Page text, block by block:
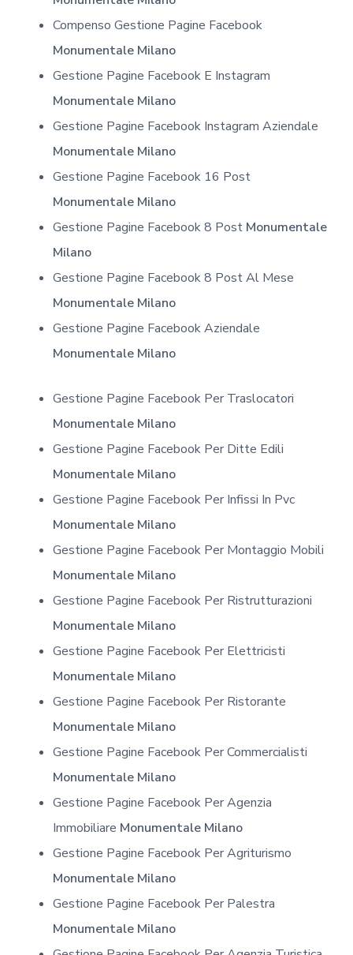
Compenso Gestione Pagine Facebook
Monumentale Milano
Gestione Pagine Facebook E Instagram
Monumentale Milano
Gestione Pagine Facebook Instagram Aziendale
Monumentale Milano
Gestione Pagine Facebook 16 Post
Monumentale Milano
Gestione Pagine Facebook 8 Post Monumentale
Milano
Gestione Pagine Facebook 8 Post Al Mese
Monumentale Milano
Gestione Pagine Facebook Aziendale
Monumentale Milano
Gestione Pagine Facebook Per Traslocatori
Monumentale Milano
Gestione Pagine Facebook Per Ditte Edili
Monumentale Milano
Gestione Pagine Facebook Per Infissi In Pvc
Monumentale Milano
Gestione Pagine Facebook Per Montaggio Mobili
Monumentale Milano
Gestione Pagine Facebook Per Ristrutturazioni
Monumentale Milano
Gestione Pagine Facebook Per Elettricisti
Monumentale Milano
Gestione Pagine Facebook Per Ristorante
Monumentale Milano
Gestione Pagine Facebook Per Commercialisti
Monumentale Milano
Gestione Pagine Facebook Per Agenzia
Immobiliare Monumentale Milano
Gestione Pagine Facebook Per Agriturismo
Monumentale Milano
Gestione Pagine Facebook Per Palestra
Monumentale Milano